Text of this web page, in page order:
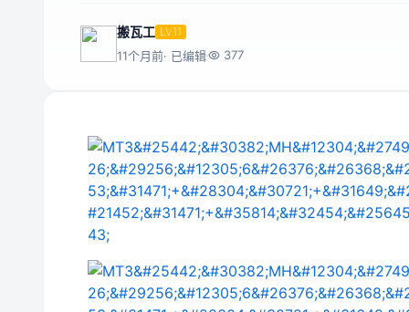
搬瓦工 LV11
11个月前· 已编辑 377